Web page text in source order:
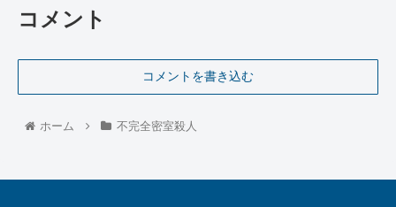
コメント
コメントを書き込む
ホーム 不完全密室殺人